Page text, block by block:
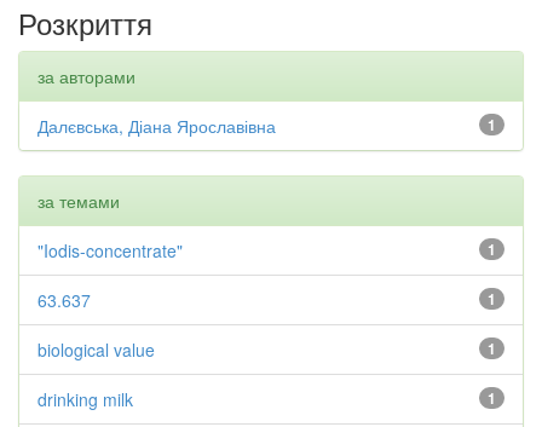
Розкриття
за авторами
1
Далєвська, Діана Ярославівна
за темами
1
"Iodis-concentrate"
1
63.637
1
biological value
1
drinking milk